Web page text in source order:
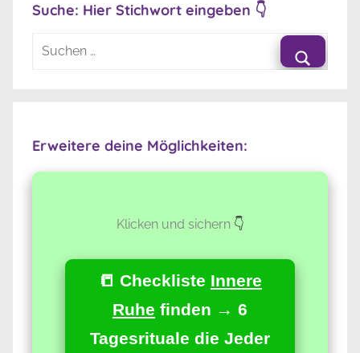
Suche: Hier Stichwort eingeben 👇
Suchen
Erweitere deine Möglichkeiten:
Klicken und sichern👇
📒 Checkliste Innere
Ruhe finden → 6
Tagesrituale die Jeder